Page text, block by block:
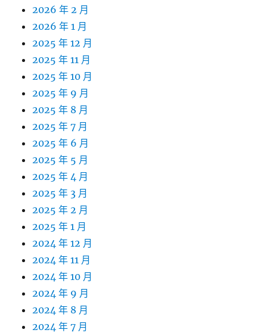
2026 年 2 月
2026 年 1 月
2025 年 12 月
2025 年 11 月
2025 年 10 月
2025 年 9 月
2025 年 8 月
2025 年 7 月
2025 年 6 月
2025 年 5 月
2025 年 4 月
2025 年 3 月
2025 年 2 月
2025 年 1 月
2024 年 12 月
2024 年 11 月
2024 年 10 月
2024 年 9 月
2024 年 8 月
2024 年 7 月